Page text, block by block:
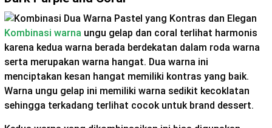
Kombinasi warna ungu gelap dan coral terlihat harmonis
karena kedua warna berada berdekatan dalam roda warna
serta merupakan warna hangat. Dua warna ini
menciptakan kesan hangat memiliki kontras yang baik.
Warna ungu gelap ini memiliki warna sedikit kecoklatan
sehingga terkadang terlihat cocok untuk brand dessert.